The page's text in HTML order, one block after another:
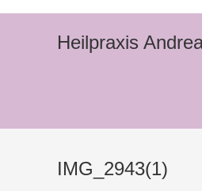
Heilpraxis
IMG_2943(1)